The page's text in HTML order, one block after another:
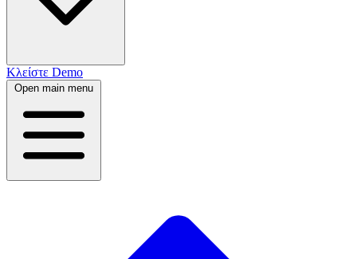
Κλείστε Demo
Open main menu